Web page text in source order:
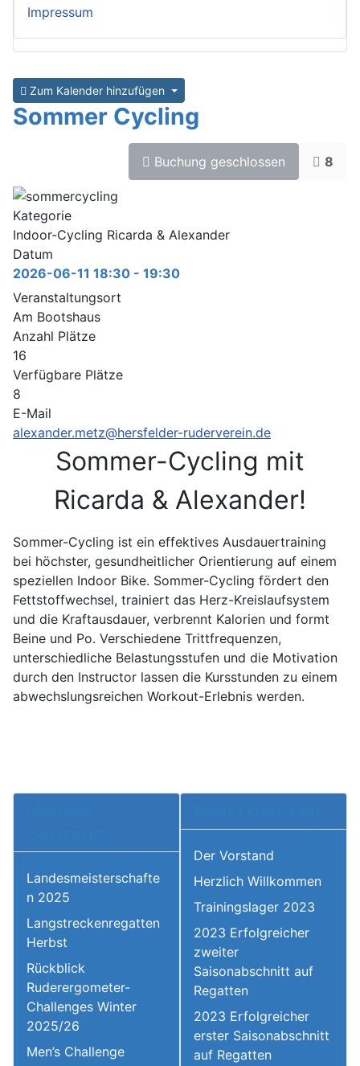
Impressum
Zum Kalender hinzufügen
Sommer Cycling
Buchung geschlossen 8
Kategorie
Indoor-Cycling Ricarda & Alexander
Datum
2026-06-11 18:30 - 19:30
Veranstaltungsort
Am Bootshaus
Anzahl Plätze
16
Verfügbare Plätze
8
E-Mail
alexander.metz@hersfelder-ruderverein.de
Sommer-Cycling mit
Ricarda & Alexander!
Sommer-Cycling ist ein effektives Ausdauertraining
bei höchster, gesundheitlicher Orientierung auf einem
speziellen Indoor Bike. Sommer-Cycling fördert den
Fettstoffwechsel, trainiert das Herz-Kreislaufsystem
und die Kraftausdauer, verbrennt Kalorien und formt
Beine und Po. Verschiedene Trittfrequenzen,
unterschiedliche Belastungsstufen und die Motivation
durch den Instructor lassen die Kursstunden zu einem
abwechslungsreichen Workout-Erlebnis werden.
Landesmeisterschafte
n 2025
Langstreckenregatten
Herbst
Rückblick
Ruderergometer-
Challenges Winter
2025/26
Men’s Challenge
Der Vorstand
Herzlich Willkommen
Trainingslager 2023
2023 Erfolgreicher
zweiter
Saisonabschnitt auf
Regatten
2023 Erfolgreicher
erster Saisonabschnitt
auf Regatten